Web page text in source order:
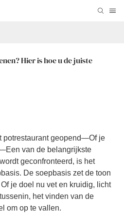
Hier is hoe u de juiste
potrestaurant geopend—Of je
van de belangrijkste
geconfronteerd, is het
De soepbasis zet de toon
je doel nu vet en kruidig, licht
het vinden van de
om op te vallen.